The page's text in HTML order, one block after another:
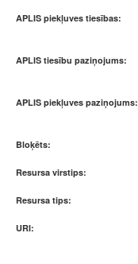
APLIS piekļuves tiesības:
APLIS tiesību paziņojums:
APLIS piekļuves paziņojums:
Bloķēts:
Resursa virstips:
Resursa tips:
URI: